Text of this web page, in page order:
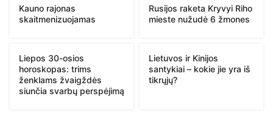
Kauno rajonas
skaitmenizuojamas
Rusijos raketa Kryvyi Riho
mieste nužudė 6 žmones
Liepos 30-osios
horoskopas: trims
ženklams žvaigždės
siunčia svarbų perspėjimą
Lietuvos ir Kinijos
santykiai – kokie jie yra iš
tikrųjų?